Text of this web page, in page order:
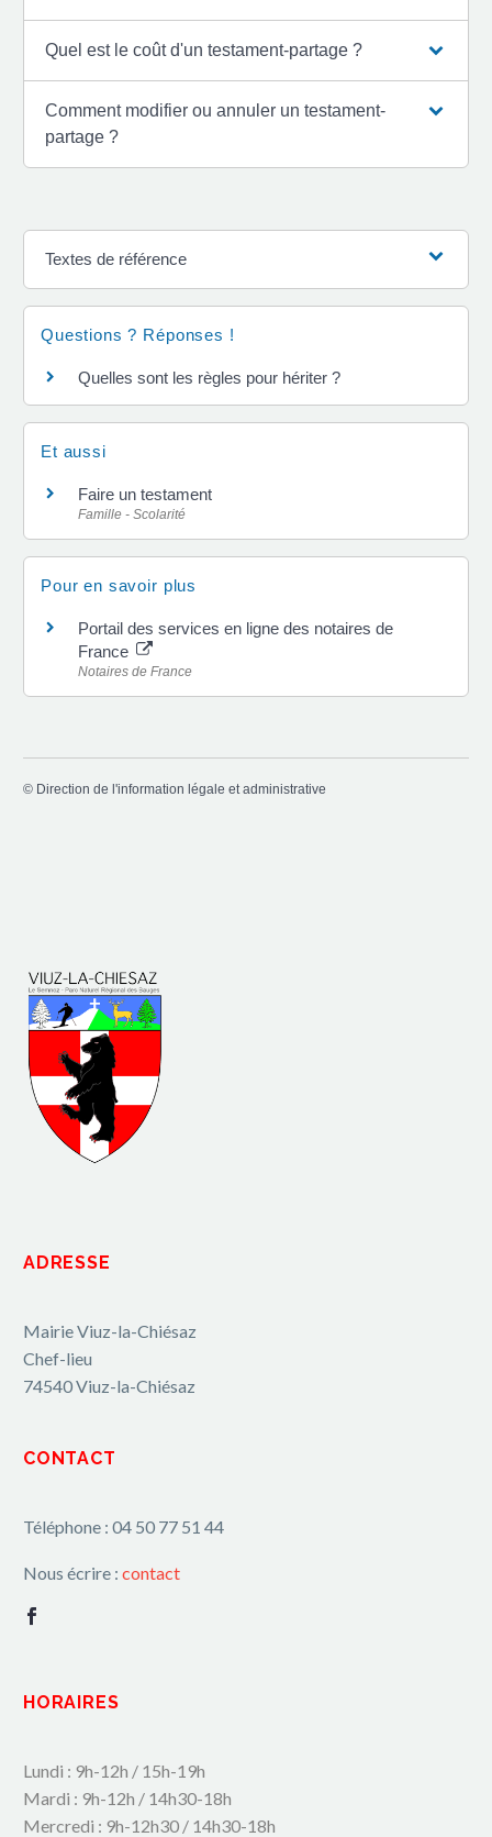
Quel est le coût d'un testament-partage ?
Comment modifier ou annuler un testament-
partage ?
Textes de référence
Questions ? Réponses !
Quelles sont les règles pour hériter ?
Et aussi
Faire un testament
Famille - Scolarité
Pour en savoir plus
Portail des services en ligne des notaires de
France
Notaires de France
© Direction de l'information légale et administrative
ADRESSE
Mairie Viuz-la-Chiésaz
Chef-lieu
74540 Viuz-la-Chiésaz
CONTACT
Téléphone : 04 50 77 51 44
Nous écrire : contact
HORAIRES
Lundi : 9h-12h / 15h-19h
Mardi : 9h-12h / 14h30-18h
Mercredi : 9h-12h30 / 14h30-18h